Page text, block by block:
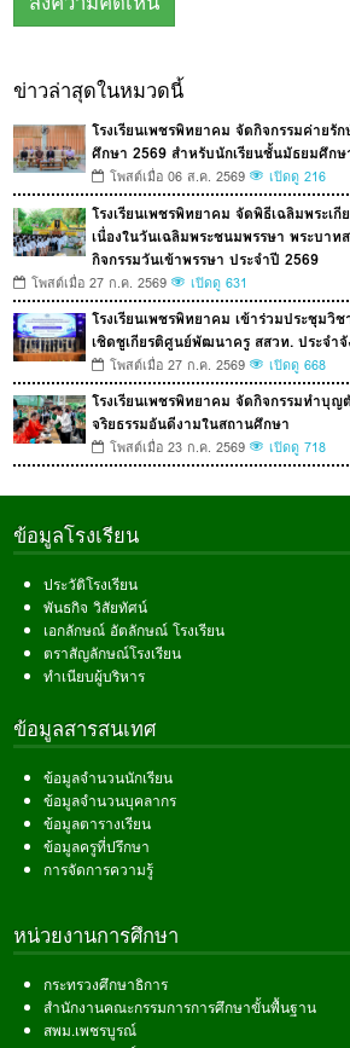
ข่าวล่าสุดในหมวดนี้
โรงเรียนเพชรพิทยาคม จัดกิจกรรมค่ายรั
ศึกษา 2569 สำหรับนักเรียนชั้นมัธยมศึก
โพสต์เมื่อ 06 ส.ค. 2569 เปิดดู 216
โรงเรียนเพชรพิทยาคม จัดพิธีเฉลิมพระเ
เนื่องในวันเฉลิมพระชนมพรรษา พระบาท
กิจกรรมวันเข้าพรรษา ประจำปี 2569
โพสต์เมื่อ 27 ก.ค. 2569 เปิดดู 631
โรงเรียนเพชรพิทยาคม เข้าร่วมประชุมวิ
เชิดชูเกียรติศูนย์พัฒนาครู สสวท. ประจำ
โพสต์เมื่อ 27 ก.ค. 2569 เปิดดู 668
โรงเรียนเพชรพิทยาคม จัดกิจกรรมทำบุ
จริยธรรมอันดีงามในสถานศึกษา
โพสต์เมื่อ 23 ก.ค. 2569 เปิดดู 718
ข้อมูลโรงเรียน
ประวัติโรงเรียน
พันธกิจ วิสัยทัศน์
เอกลักษณ์ อัตลักษณ์ โรงเรียน
ตราสัญลักษณ์โรงเรียน
ทำเนียบผู้บริหาร
ข้อมูลสารสนเทศ
ข้อมูลจำนวนนักเรียน
ข้อมูลจำนวนบุคลากร
ข้อมูลตารางเรียน
ข้อมูลครูที่ปรึกษา
การจัดการความรู้
หน่วยงานการศึกษา
กระทรวงศึกษาธิการ
สำนักงานคณะกรรมการการศึกษาขั้นพื้นฐาน
สพม.เพชรบูรณ์